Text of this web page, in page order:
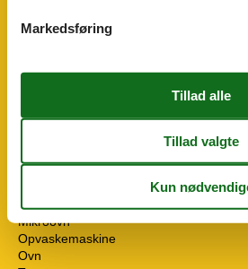
WiFi
Hvilken af følgende beskriver bedst...
Kaffemaskine
Køleskab
Mikroovn
Opvaskemaskine
Ovn
Markedsføring